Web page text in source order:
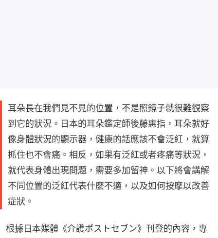
耳朵長在我們見不見的位置，不是照鏡子就很難觀察
到它的狀況。日本的耳朵鑑定師後藤惠指，耳朵就好
像身體狀況的顯示器，健康的話應該不會泛紅，就算
抓住也不會痛。相反，如果有泛紅或者疼痛等狀況，
就代表身體出現問題，需要多加留神。以下將會講解
不同位置的泛紅代表什麼不適，以及如何按摩以改善
症狀。
根據日本媒體《介護ポストセブン》刊登的內容，專